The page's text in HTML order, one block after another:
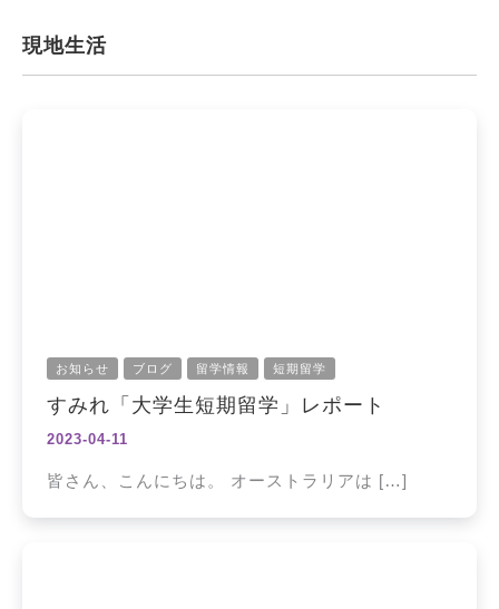
現地生活
お知らせ ブログ 留学情報 短期留学
すみれ「大学生短期留学」レポート
2023-04-11
皆さん、こんにちは。 オーストラリアは […]